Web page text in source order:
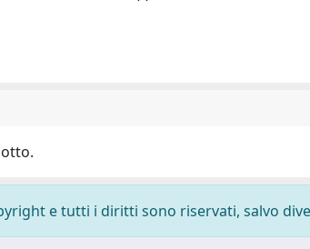
e tutti i diritti sono riservati, salvo